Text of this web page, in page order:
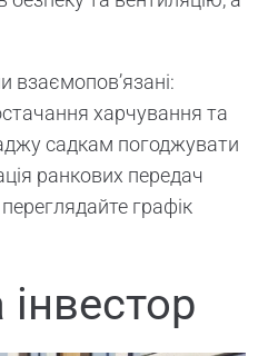
взаємопов’язані:
харчування та
садкам погоджувати
ранкових передач
графік